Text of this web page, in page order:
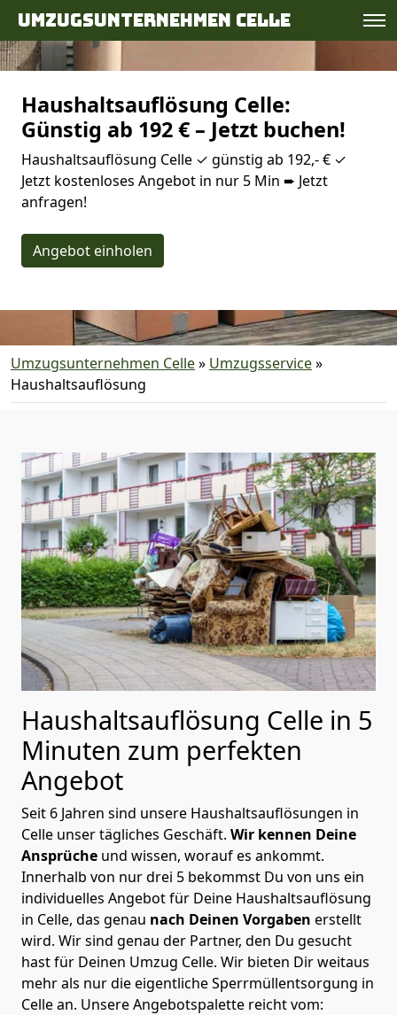
Umzugsunternehmen Celle
Haushaltsauflösung Celle:
Günstig ab 192 € – Jetzt buchen!
Haushaltsauflösung Celle ✓ günstig ab 192,- € ✓
Jetzt kostenloses Angebot in nur 5 Min ➨ Jetzt
anfragen!
Angebot einholen
Umzugsunternehmen Celle» Umzugsservice»
Haushaltsauflösung
Haushaltsauflösung Celle in 5
Minuten zum perfekten
Angebot
Seit 6 Jahren sind unsere Haushaltsauflösungen in
Celle unser tägliches Geschäft. Wir kennen Deine
Ansprüche und wissen, worauf es ankommt.
Innerhalb von nur drei 5 bekommst Du von uns ein
individuelles Angebot für Deine Haushaltsauflösung
in Celle, das genau nach Deinen Vorgaben erstellt
wird. Wir sind genau der Partner, den Du gesucht
hast für Deinen Umzug Celle. Wir bieten Dir weitaus
mehr als nur die eigentliche Sperrmüllentsorgung in
Celle an. Unsere Angebotspalette reicht vom: